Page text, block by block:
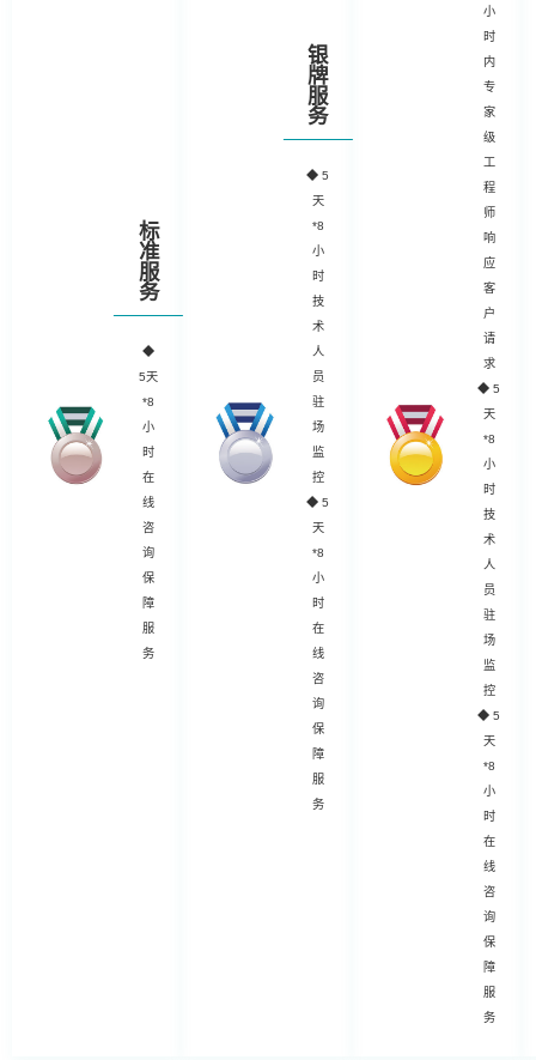
标
准
服
务
◆
5天
*8
小
时
在
线
咨
询
保
障
服
务
银
牌
服
务
◆5
天
*8
小
时
技
术
人
员
驻
场
监
控
◆5
天
*8
小
时
在
线
咨
询
保
障
服
务
小
时
内
专
家
级
工
程
师
响
应
客
户
请
求
◆ 5
天
*8
小
时
技
术
人
员
驻
场
监
控
◆5
天
*8
小
时
在
线
咨
询
保
障
服
务